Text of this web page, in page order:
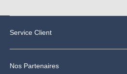
Service Client
Nos Partenaires